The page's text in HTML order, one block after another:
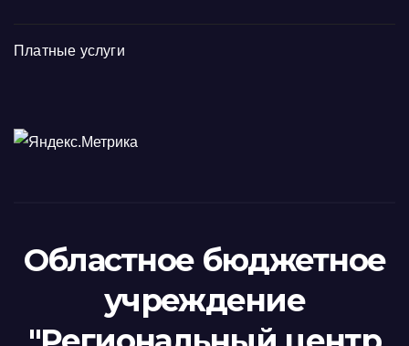
Платные услуги
Областное бюджетное
учреждение